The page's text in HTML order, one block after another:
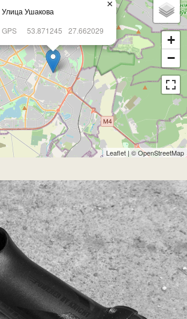
Улица Ушакова
GPS
53.871245 27.662029
×
+
−
Leaflet | ©OpenStreetMap